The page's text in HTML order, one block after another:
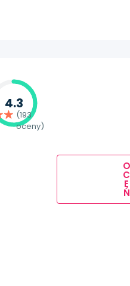
4.3
(193
oceny)
O
C
E
Ń